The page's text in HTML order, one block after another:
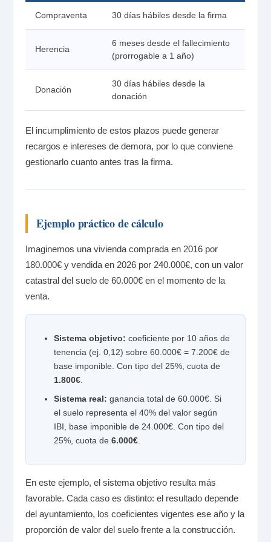
Compraventa 30 días hábiles desde la firma
Herencia
6 meses desde el fallecimiento
(prorrogable a 1 año)
Donación
30 días hábiles desde la
donación
El incumplimiento de estos plazos puede generar
recargos e intereses de demora, por lo que conviene
gestionarlo cuanto antes tras la firma.
Ejemplo práctico de cálculo
Imaginemos una vivienda comprada en 2016 por
180.000€ y vendida en 2026 por 240.000€, con un valor
catastral del suelo de 60.000€ en el momento de la
venta.
Sistema objetivo: coeficiente por 10 años de
tenencia (ej. 0,12) sobre 60.000€ = 7.200€ de
base imponible. Con tipo del 25%, cuota de
1.800€.
Sistema real: ganancia total de 60.000€. Si
el suelo representa el 40% del valor según
IBI, base imponible de 24.000€. Con tipo del
25%, cuota de6.000€.
En este ejemplo, el sistema objetivo resulta más
favorable. Cada caso es distinto: el resultado depende
del ayuntamiento, los coeficientes vigentes ese año y la
proporción de valor del suelo frente a la construcción.